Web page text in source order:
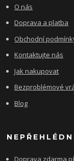
O nás
Doprava a platba
Obchodní
Kontaktujte nás
Jak nakupovat
Bezproblémové
Blog
Doprava zdarma